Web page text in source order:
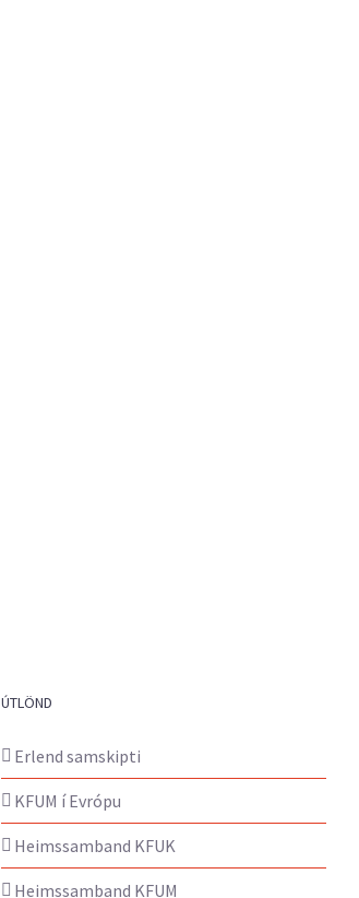
ÚTLÖND
Erlend samskipti
KFUM í Evrópu
Heimssamband KFUK
Heimssamband KFUM